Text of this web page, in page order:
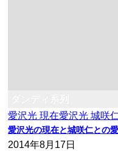
愛沢光 現在愛沢光 城咲
愛沢光の現在と城咲仁との
2014年8月17日